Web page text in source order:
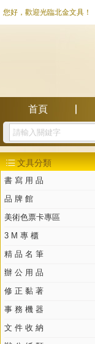
您好，歡迎光臨北金文具！
首頁
幫助中心
文具分類
書 寫 用 品
品 牌 館
美術色票卡專區
3 M 專 櫃
精 品 名 筆
辦 公 用 品
修 正 黏 著
事 務 機 器
文 件 收 納